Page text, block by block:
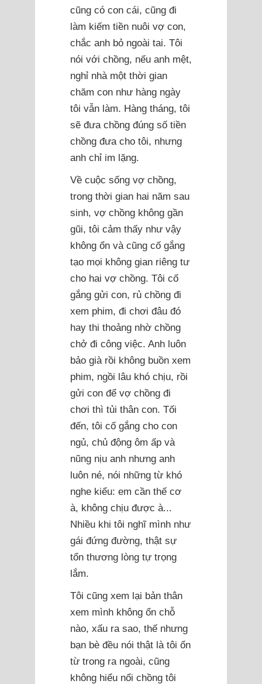
cũng có con cái, cũng đi
làm kiếm tiền nuôi vợ con,
chắc anh bỏ ngoài tai. Tôi
nói với chồng, nếu anh mệt,
nghỉ nhà một thời gian
chăm con như hàng ngày
tôi vẫn làm. Hàng tháng, tôi
sẽ đưa chồng đúng số tiền
chồng đưa cho tôi, nhưng
anh chỉ im lặng.
Về cuộc sống vợ chồng,
trong thời gian hai năm sau
sinh, vợ chồng không gần
gũi, tôi cảm thấy như vậy
không ổn và cũng cố gắng
tạo mọi không gian riêng tư
cho hai vợ chồng. Tôi cố
gắng gửi con, rủ chồng đi
xem phim, đi chơi đâu đó
hay thi thoảng nhờ chồng
chở đi công việc. Anh luôn
bảo già rồi không buồn xem
phim, ngồi lâu khó chịu, rồi
gửi con để vợ chồng đi
chơi thì tủi thân con. Tối
đến, tôi cố gắng cho con
ngủ, chủ động ôm ấp và
nũng nịu anh nhưng anh
luôn né, nói những từ khó
nghe kiểu: em cần thế cơ
à, không chịu được à...
Nhiều khi tôi nghĩ mình như
gái đứng đường, thật sự
tổn thương lòng tự trọng
lắm.
Tôi cũng xem lại bản thân
xem mình không ổn chỗ
nào, xấu ra sao, thế nhưng
bạn bè đều nói thật là tôi ổn
từ trong ra ngoài, cũng
không hiểu nổi chồng tôi